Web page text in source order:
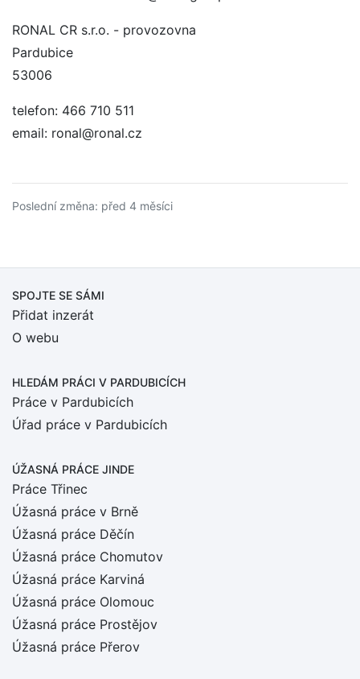
RONAL CR s.r.o. - provozovna
Pardubice
53006
telefon: 466 710 511
email: ronal@ronal.cz
Poslední změna: před 4 měsíci
SPOJTE SE SÁMI
Přidat inzerát
O webu
HLEDÁM PRÁCI V PARDUBICÍCH
Práce v Pardubicích
Úřad práce v Pardubicích
ÚŽASNÁ PRÁCE JINDE
Práce Třinec
Úžasná práce v Brně
Úžasná práce Děčín
Úžasná práce Chomutov
Úžasná práce Karviná
Úžasná práce Olomouc
Úžasná práce Prostějov
Úžasná práce Přerov